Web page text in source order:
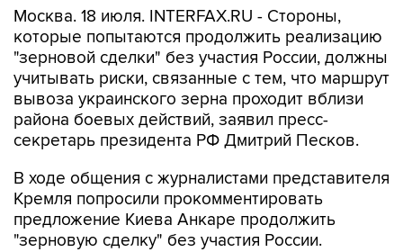
Москва. 18 июля. INTERFAX.RU - Стороны,
которые попытаются продолжить реализацию
"зерновой сделки" без участия России, должны
учитывать риски, связанные с тем, что маршрут
вывоза украинского зерна проходит вблизи
района боевых действий, заявил пресс-
секретарь президента РФ Дмитрий Песков.
В ходе общения с журналистами представителя
Кремля попросили прокомментировать
предложение Киева Анкаре продолжить
"зерновую сделку" без участия России.